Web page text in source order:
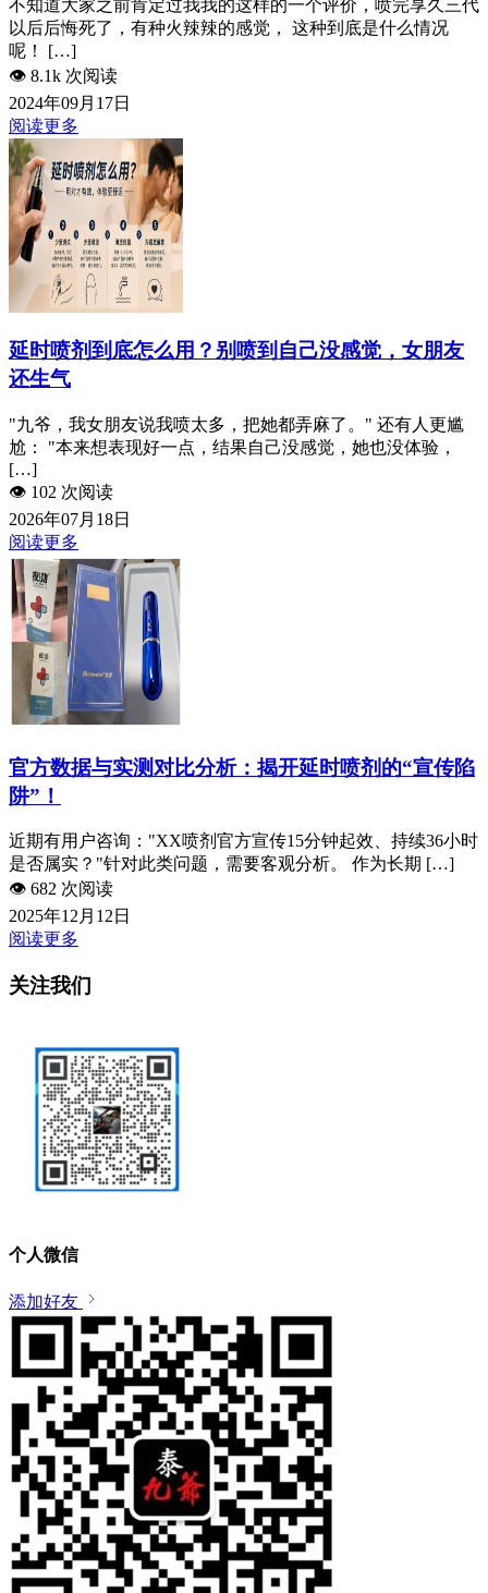
不知道大家之前肯定过我我的这样的一个评价，喷完享久三代
以后后悔死了，有种火辣辣的感觉， 这种到底是什么情况
呢！ […]
👁️ 8.1k 次阅读
2024年09月17日
阅读更多
延时喷剂到底怎么用？别喷到自己没感觉，女朋友
还生气
"九爷，我女朋友说我喷太多，把她都弄麻了。" 还有人更尴
尬： "本来想表现好一点，结果自己没感觉，她也没体验，
[…]
👁️ 102 次阅读
2026年07月18日
阅读更多
官方数据与实测对比分析：揭开延时喷剂的“宣传陷
阱”！
近期有用户咨询："XX喷剂官方宣传15分钟起效、持续36小时
是否属实？"针对此类问题，需要客观分析。 作为长期 […]
👁️ 682 次阅读
2025年12月12日
阅读更多
关注我们
个人微信
添加好友